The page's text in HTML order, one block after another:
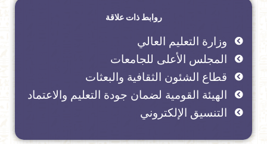
روابط ذات علاقة
وزارة التعليم العالي
المجلس الأعلى للجامعات
قطاع الشئون الثقافية والبعثات
الهيئة القومية لضمان جودة التعليم والاعتماد
التنسيق الإلكتروني